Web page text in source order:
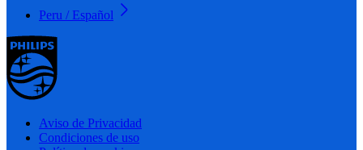
Peru / Español
Aviso de Privacidad
Condiciones de uso